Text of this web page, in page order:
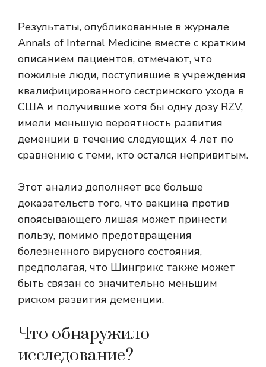
Результаты, опубликованные в журнале
Annals of Internal Medicine вместе с кратким
описанием пациентов, отмечают, что
пожилые люди, поступившие в учреждения
квалифицированного сестринского ухода в
США и получившие хотя бы одну дозу RZV,
имели меньшую вероятность развития
деменции в течение следующих 4 лет по
сравнению с теми, кто остался непривитым.
Этот анализ дополняет все больше
доказательств того, что вакцина против
опоясывающего лишая может принести
пользу, помимо предотвращения
болезненного вирусного состояния,
предполагая, что Шингрикс также может
быть связан со значительно меньшим
риском развития деменции.
Что обнаружило
исследование?